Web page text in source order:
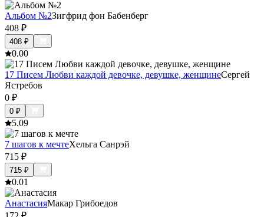
Альбом №2Зигфрид фон Бабенберг
408 ₽
408 ₽
0.00
17 Писем Любви каждой девочке, девушке, женщинеСергей
Ястребов
0 ₽
0 ₽
5.09
7 шагов к мечтеХельга Санрэй
715 ₽
715 ₽
0.01
АнастасияМакар Грибоедов